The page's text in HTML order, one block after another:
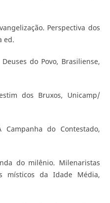
Perspectiva dos
ed.
do Povo, Brasiliense,
dos Bruxos, Unicamp/
do Contestado,
do milênio. Milenaristas
místicos da Idade Média,